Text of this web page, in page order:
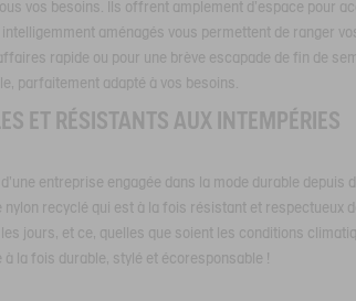
vos besoins. Ils offrent amplement d'espace pour
aménagés vous permettent de ranger
rapide ou pour une brève escapade de fin de
parfaitement adapté à vos besoins.
ET RÉSISTANTS AUX INTEMPÉRIES
entreprise engagée dans la mode durable depuis
nylon recyclé qui est à la fois résistant et respectueux
jours, et ce, quelles que soient les conditions
à la fois durable, stylé et écoresponsable !